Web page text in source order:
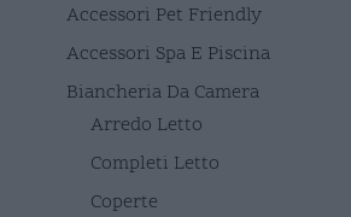
Accessori Pet Friendly
Accessori Spa E Piscina
Biancheria Da Camera
Arredo Letto
Completi Letto
Coperte